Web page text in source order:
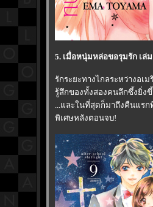
5. เมื่อหนุ่มหล่อขอรุมรัก เล่ม
รักระยะทางไกลระหว่างอเ
รู้สึกของทั้งสองคนลึกซึ้งยิ่ง
...และในที่สุดก็มาถึงคืนแรก
พิเศษหลังตอนจบ!